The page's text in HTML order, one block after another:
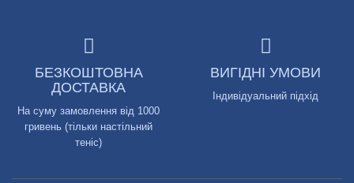
БЕЗКОШТОВНА
ДОСТАВКА
На суму замовлення від 1000
гривень (тільки настільний
теніс)
ВИГІДНІ УМОВИ
Індивідуальний підхід